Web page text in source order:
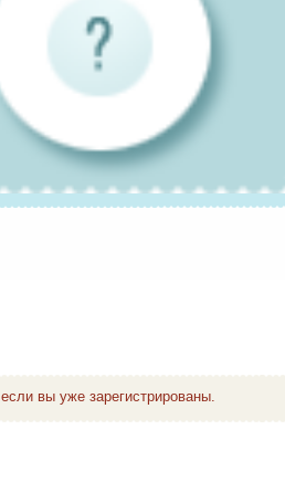
если вы уже зарегистрированы.